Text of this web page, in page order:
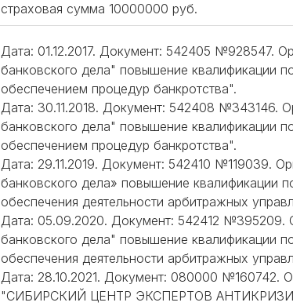
страховая сумма 10000000 руб.
Дата: 01.12.2017. Документ: 542405 №928547.
банковского дела" повышение квалификации
обеспечением процедур банкротства".
Дата: 30.11.2018. Документ: 542408 №343146.
банковского дела" повышение квалификации
обеспечением процедур банкротства".
Дата: 29.11.2019. Документ: 542410 №119039.
банковского дела» повышение квалификации
обеспечения деятельности арбитражных
Дата: 05.09.2020. Документ: 542412 №395209.
банковского дела" повышение квалификации
обеспечения деятельности арбитражных
Дата: 28.10.2021. Документ: 080000 №160742.
"СИБИРСКИЙ ЦЕНТР ЭКСПЕРТОВ